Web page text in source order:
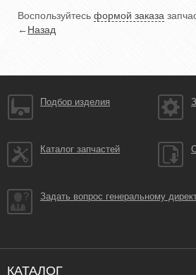
Воспользуйтесь формой заказа
←Назад
Подбор изделия
Каталог запчастей
Задать вопрос генеральному
КАТАЛОГ